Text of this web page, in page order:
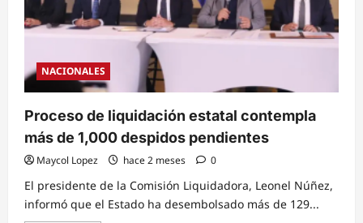
NACIONALES
Proceso de liquidación estatal contempla
más de 1,000 despidos pendientes
Maycol Lopez hace 2 meses 0
El presidente de la Comisión Liquidadora, Leonel Núñez,
informó que el Estado ha desembolsado más de 129...